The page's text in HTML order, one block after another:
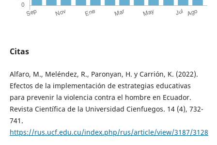
Citas
Alfaro, M., Meléndez, R., Paronyan, H. y Carrión, K. (2022).
Efectos de la implementación de estrategias educativas
para prevenir la violencia contra el hombre en Ecuador.
Revista Científica de la Universidad Cienfuegos. 14 (4), 732-
741.
https://rus.ucf.edu.cu/index.php/rus/article/view/3187/3128